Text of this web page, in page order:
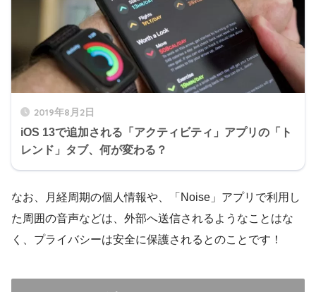
2019年8月2日
iOS 13で追加される「アクティビティ」アプリの「ト
レンド」タブ、何が変わる？
なお、月経周期の個人情報や、「Noise」アプリで利用し
た周囲の音声などは、外部へ送信されるようなことはな
く、プライバシーは安全に保護されるとのことです！